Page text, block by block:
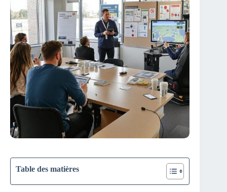
Table des matières